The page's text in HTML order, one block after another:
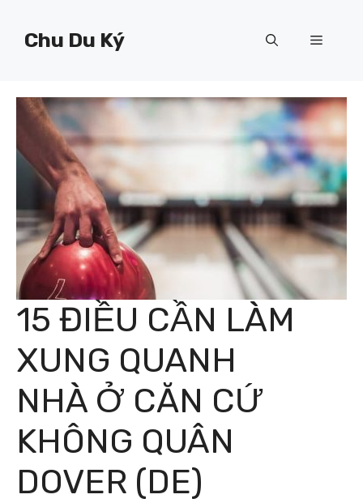
Chu Du Ký Menu
15 ĐIỀU CẦN LÀM
XUNG QUANH
NHÀ Ở CĂN CỨ
KHÔNG QUÂN
DOVER (DE)